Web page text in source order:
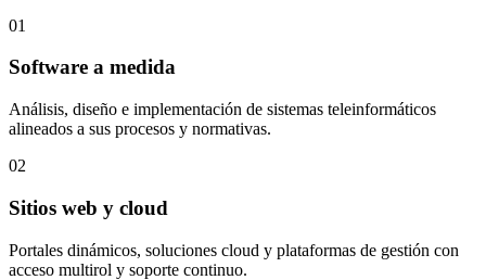
01
Software a medida
Análisis, diseño e implementación de sistemas teleinformáticos
alineados a sus procesos y normativas.
02
Sitios web y cloud
Portales dinámicos, soluciones cloud y plataformas de gestión con
acceso multirol y soporte continuo.